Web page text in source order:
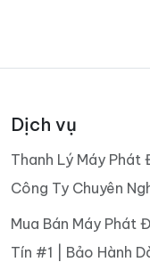
Dịch vụ
Thanh Lý Máy Phát
Công Ty Chuyên
Mua Bán Máy Phát
Tín #1 | Bảo Hành